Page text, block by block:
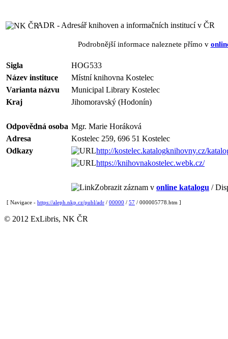
ADR - Adresář knihoven a informačních institucí v ČR
Podrobnější informace naleznete přímo v
Sigla
HOG533
Název instituce
Místní knihovna Kostelec
Varianta názvu
Municipal Library Kostelec
Kraj
Jihomoravský (Hodonín)
Odpovědná osoba Mgr. Marie Horáková
Adresa
Kostelec 259, 696 51 Kostelec
Odkazy
http://kostelec.katalogknihovny.cz/
https://knihovnakostelec.webk.cz/
Zobrazit záznam v online katalogu /
[ Navigace - https://aleph.nkp.cz/publ/adr / 00000 / 57 / 000005778.htm ]
© 2012 ExLibris, NK ČR